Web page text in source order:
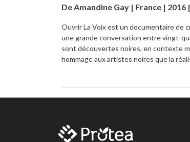
De Amandine Gay | France |
Ouvrir La Voix est un documentaire de
une grande conversation entre vingt-
sont découvertes noires, en contexte
hommage aux artistes noires que la